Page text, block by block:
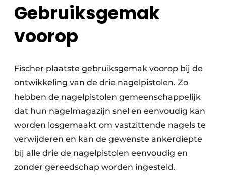
Gebruiksgemak
voorop
Fischer plaatste gebruiksgemak voorop bij de
ontwikkeling van de drie nagelpistolen. Zo
hebben de nagelpistolen gemeenschappelijk
dat hun nagelmagazijn snel en eenvoudig kan
worden losgemaakt om vastzittende nagels te
verwijderen en kan de gewenste ankerdiepte
bij alle drie de nagelpistolen eenvoudig en
zonder gereedschap worden ingesteld.